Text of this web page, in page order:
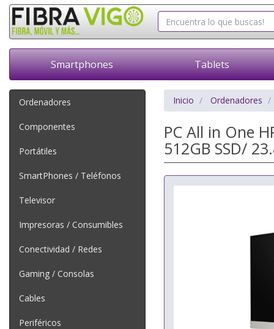
Smartphones Tablets
Ordenadores
Componentes
Portátiles
SmartPhones / Teléfonos
Televisor
Impresoras / Consumibles
Conectividad / Redes
Gaming / Consolas
Cables
Periféricos
Inicio Ordenadores
PC All in One
512GB SSD/